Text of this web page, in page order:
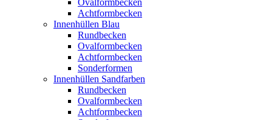
Ovalformbecken
Achtformbecken
Innenhüllen Blau
Rundbecken
Ovalformbecken
Achtformbecken
Sonderformen
Innenhüllen Sandfarben
Rundbecken
Ovalformbecken
Achtformbecken